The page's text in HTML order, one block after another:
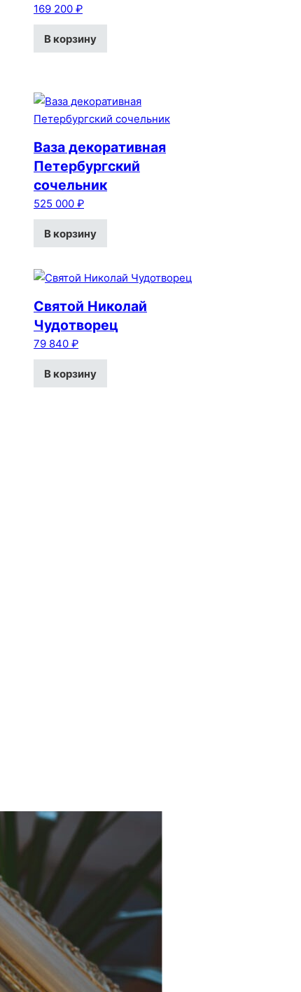
169 200 ₽
В корзину
Ваза декоративная
Петербургский
сочельник
525 000 ₽
В корзину
Святой Николай
Чудотворец
79 840 ₽
В корзину